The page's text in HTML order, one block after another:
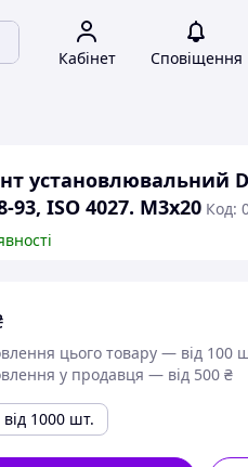
Кабінет Сповіщення
установлювальний
93, ISO 4027. М3х20 Код:
цього товару — від 100
у продавця — від 500 ₴
від 1000 шт.